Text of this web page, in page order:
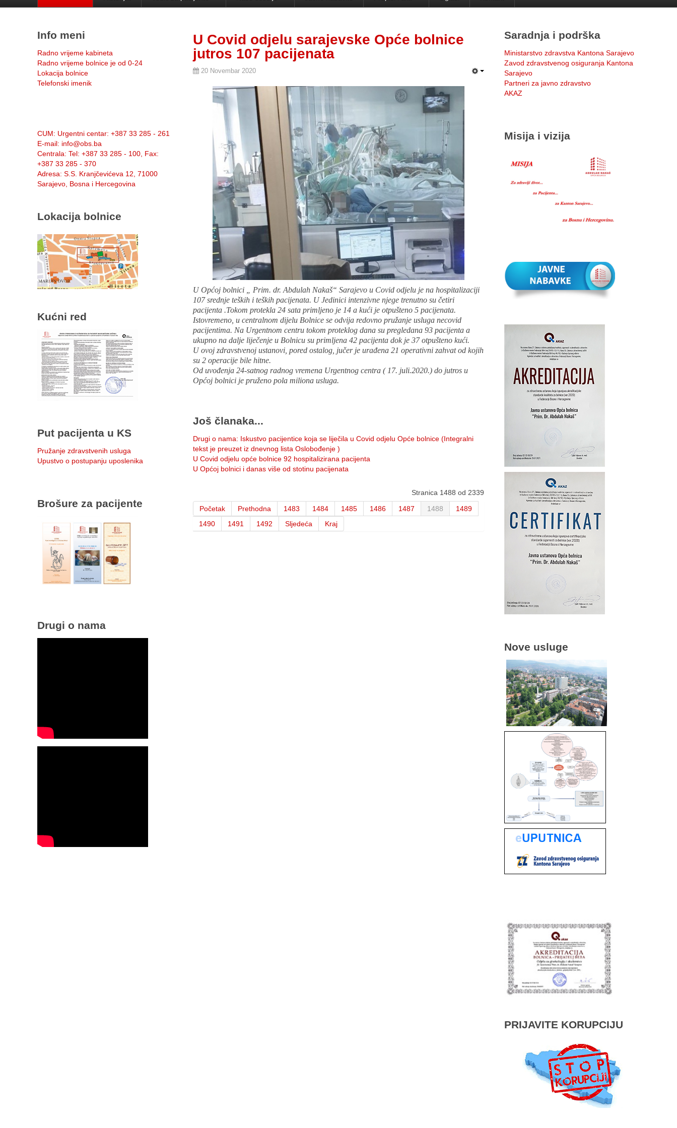
U Covid odjelu sarajevske Opće bolnice
jutros 107 pacijenata
20 Novembar 2020
U Općoj bolnici „ Prim. dr. Abdulah Nakaš“ Sarajevo u Covid odjelu je na hospitalizaciji
107 srednje teških i teških pacijenata. U Jedinici intenzivne njege trenutno su četiri
pacijenta .Tokom protekla 24 sata primljeno je 14 a kući je otpušteno 5 pacijenata.
Istovremeno, u centralnom dijelu Bolnice se odvija redovno pružanje usluga necovid
pacijentima. Na Urgentnom centru tokom proteklog dana su pregledana 93 pacijenta a
ukupno na dalje liječenje u Bolnicu su primljena 42 pacijenta dok je 37 otpušteno kući.
U ovoj zdravstvenoj ustanovi, pored ostalog, jučer je urađena 21 operativni zahvat od kojih
su 2 operacije bile hitne.
Od uvođenja 24-satnog radnog vremena Urgentnog centra ( 17. juli.2020.) do jutros u
Općoj bolnici je pruženo pola miliona usluga.
Još članaka...
Drugi o nama: Iskustvo pacijentice koja se liječila u Covid odjelu Opće bolnice (Integralni
tekst je preuzet iz dnevnog lista Oslobođenje )
U Covid odjelu opće bolnice 92 hospitalizirana pacijenta
U Općoj bolnici i danas više od stotinu pacijenata
Stranica 1488 od 2339
Početak
Prethodna 1483 1484 1485 1486 1487 1488
1489
1490
1491 1492 Sljedeća Kraj
Info meni
Radno vrijeme kabineta
Radno vrijeme bolnice je od 0-24
Lokacija bolnice
Telefonski imenik
CUM: Urgentni centar: +387 33 285 - 261
E-mail: info@obs.ba
Centrala: Tel: +387 33 285 - 100, Fax:
+387 33 285 - 370
Adresa: S.S. Kranjčevićeva 12, 71000
Sarajevo, Bosna i Hercegovina
Lokacija bolnice
Kućni red
Put pacijenta u KS
Pružanje zdravstvenih usluga
Upustvo o postupanju uposlenika
Brošure za pacijente
Drugi o nama
Saradnja i podrška
Ministarstvo zdravstva Kantona Sarajevo
Zavod zdravstvenog osiguranja Kantona
Sarajevo
Partneri za javno zdravstvo
AKAZ
Misija i vizija
Nove usluge
PRIJAVITE KORUPCIJU